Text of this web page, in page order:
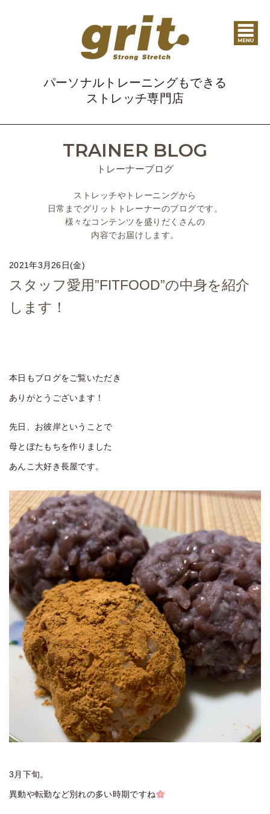
パーソナルトレーニングもできる
ストレッチ専門店
TRAINER BLOG
トレーナーブログ
ストレッチやトレーニングから
日常までグリットトレーナーのブログです。
様々なコンテンツを盛りだくさんの
内容でお届けします。
2021年3月26日(金)
スタッフ愛用”FITFOOD”の中身を紹介
します！
本日もブログをご覧いただき
ありがとうございます！
先日、お彼岸ということで
母とぼたもちを作りました
あんこ大好き長屋です。
3月下旬。
異動や転勤など別れの多い時期ですね